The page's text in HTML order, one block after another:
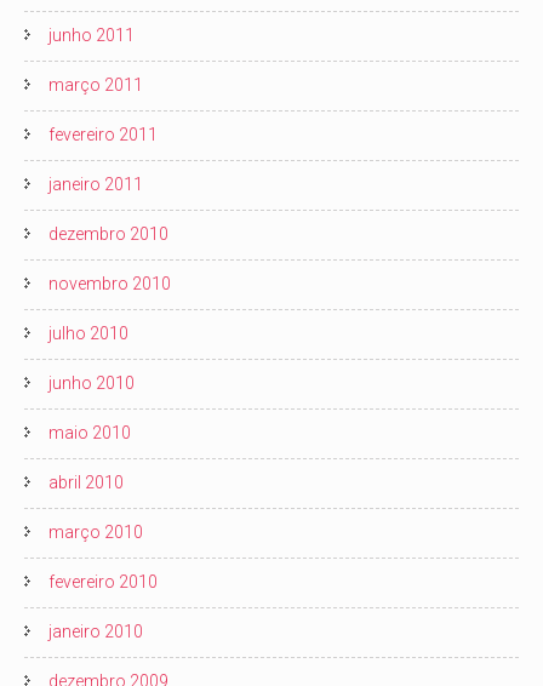
junho 2011
março 2011
fevereiro 2011
janeiro 2011
dezembro 2010
novembro 2010
julho 2010
junho 2010
maio 2010
abril 2010
março 2010
fevereiro 2010
janeiro 2010
dezembro 2009